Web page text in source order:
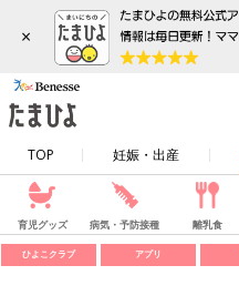
×
TOP 妊娠・出産
育児グッズ 病気・予防接種 離乳食
ひよこクラブ アプリ